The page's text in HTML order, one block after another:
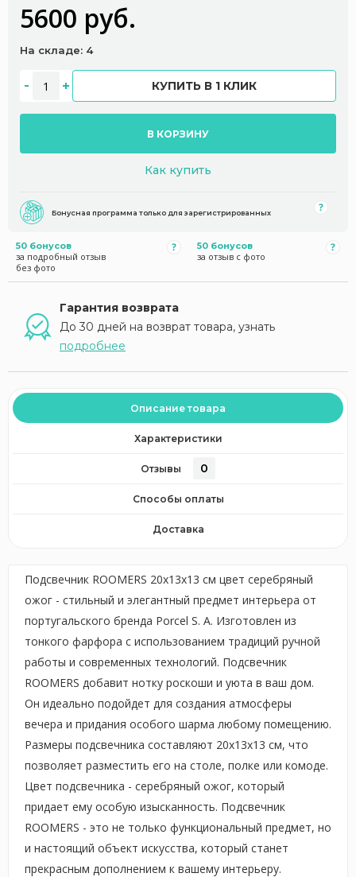
5600 руб.
На складе: 4
КУПИТЬ В 1 КЛИК
В КОРЗИНУ
Как купить
Бонусная программа только для зарегистрированных
50 бонусов
за подробный отзыв
без фото
50 бонусов
за отзыв с фото
Гарантия возврата
До 30 дней на возврат товара, узнать
подробнее
Описание товара
Характеристики
Отзывы 0
Способы оплаты
Доставка
Подсвечник ROOMERS 20x13x13 см цвет серебряный
ожог - стильный и элегантный предмет интерьера от
португальского бренда Porcel S. A. Изготовлен из
тонкого фарфора с использованием традиций ручной
работы и современных технологий. Подсвечник
ROOMERS добавит нотку роскоши и уюта в ваш дом.
Он идеально подойдет для создания атмосферы
вечера и придания особого шарма любому помещению.
Размеры подсвечника составляют 20x13x13 см, что
позволяет разместить его на столе, полке или комоде.
Цвет подсвечника - серебряный ожог, который
придает ему особую изысканность. Подсвечник
ROOMERS - это не только функциональный предмет, но
и настоящий объект искусства, который станет
прекрасным дополнением к вашему интерьеру.